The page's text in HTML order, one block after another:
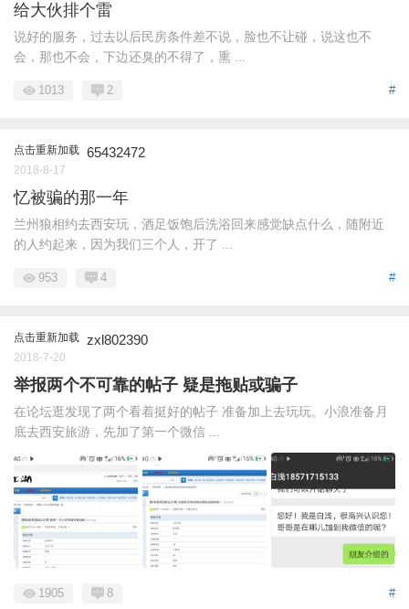
给大伙排个雷
说好的服务，过去以后民房条件差不说，脸也不让碰，说这也不
会，那也不会，下边还臭的不得了，熏 ...
#
1013 2
点击重新加载 65432472
2018-8-17
忆被骗的那一年
兰州狼相约去西安玩，酒足饭饱后洗浴回来感觉缺点什么，随附近
的人约起来，因为我们三个人，开了 ...
#
953 4
点击重新加载 zxl802390
2018-7-20
举报两个不可靠的帖子 疑是拖贴或骗子
在论坛逛发现了两个看着挺好的帖子 准备加上去玩玩。小浪准备月
底去西安旅游，先加了第一个微信 ...
#
1905 8